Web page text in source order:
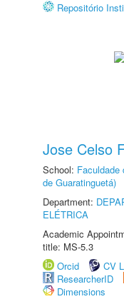
Repositório
Jose Celso
School: Faculdade
de Guaratinguetá)
Department:
ELÉTRICA
Academic
title: MS-5.3
Orcid
CV
ResearcherID
Dimensions